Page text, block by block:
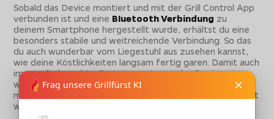
Sobald das Device montiert und mit der Grill Control App
verbunden ist und eine Bluetooth Verbindung zu
deinem Smartphone hergestellt wurde, erhältst du eine
besonders stabile und weitreichende Verbindung. So das
du auch wunderbar vom Liegestuhl aus zusehen kannst,
wie deine Köstlichkeiten langsam fertig garen. Damit auch
immer die korrekte Gartemperatur an das Device
weitergegeben wird, muss dazu das Grillthermometer
mithilfe der
im Garraum platziert
werden.